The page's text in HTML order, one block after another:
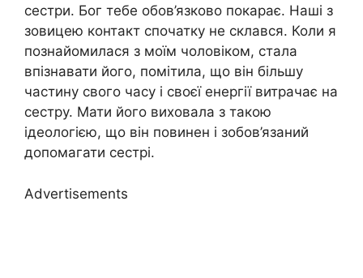
сестри. Бог тебе обов’язково покарає. Наші з
зовицею контакт спочатку не склався. Коли я
познайомилася з моїм чоловіком, стала
впізнавати його, помітила, що він більшу
частину свого часу і своєї енергії витрачає на
сестру. Мати його виховала з такою
ідеологією, що він повинен і зобов’язаний
допомагати сестрі.
Advertisements